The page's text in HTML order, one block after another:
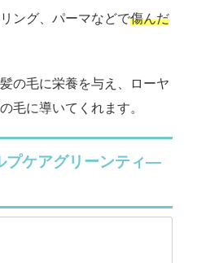
ング、パーマなどで傷んだ
の毛に栄養を与え、ローヤ
毛に導いてくれます。
プケアグリーンティ―